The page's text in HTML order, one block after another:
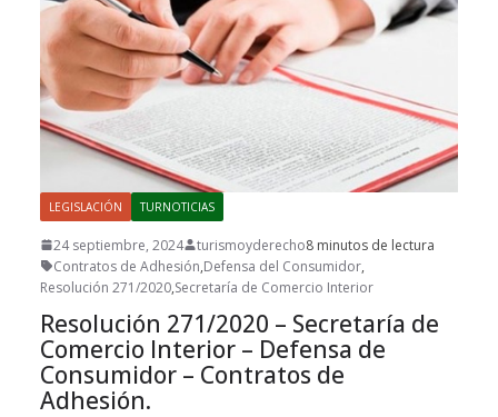
LEGISLACIÓN TURNOTICIAS
24 septiembre, 2024 turismoyderecho8 minutos de lectura
Contratos de Adhesión,Defensa del Consumidor,
Resolución 271/2020,Secretaría de Comercio Interior
Resolución 271/2020 – Secretaría de
Comercio Interior – Defensa de
Consumidor – Contratos de
Adhesión.